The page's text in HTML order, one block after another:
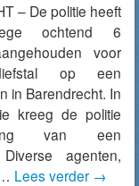
– De politie heeft
ochtend 6
voor
op een
in Barendrecht. In
kreeg de politie
van een
agenten,
Lees verder →